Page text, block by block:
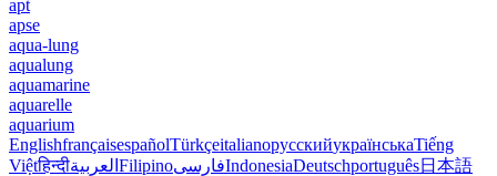
apt
apse
aqua-lung
aqualung
aquamarine
aquarelle
aquarium
EnglishfrançaisespañolTürkçeitalianoрусскийукраїнськаTiếng
Việtहिन्दीالعربية FilipinoفارسیIndonesiaDeutschportuguês日本語